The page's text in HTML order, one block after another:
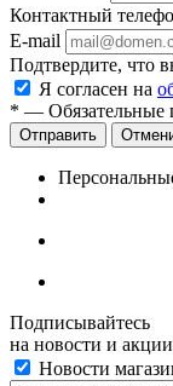
Контактный
E-mail
Подтвердите, что
Я согласен на
* — Обязательные
Подписывайтесь
на новости и акции
Новости